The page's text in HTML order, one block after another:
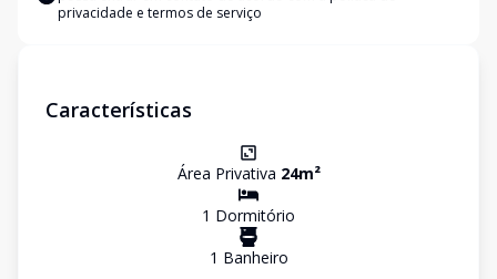
privacidade e termos de serviço
Características
Área Privativa 24m²
1 Dormitório
1 Banheiro